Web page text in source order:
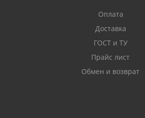
Оплата
Доставка
ГОСТ и ТУ
Прайс лист
Обмен и возврат